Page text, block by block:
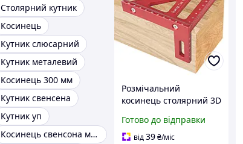
Столярний кутник
Косинець
Кутник слюсарний
Кутник металевий
Косинець 300 мм
Кутник свенсена
Кутник уп
Косинець свенсона метричний
Розмічальний
косинець столярний 3D
косинець / кутомір Red
Готово до відправки
від39₴/міс